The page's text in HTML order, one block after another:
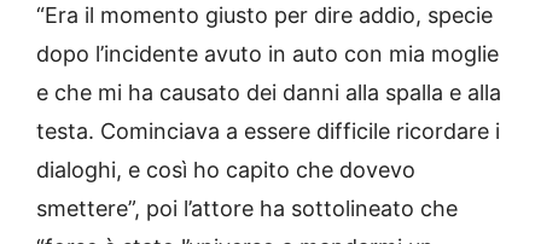
“Era il momento giusto per dire addio, specie
dopo l’incidente avuto in auto con mia moglie
e che mi ha causato dei danni alla spalla e alla
testa. Cominciava a essere difficile ricordare i
dialoghi, e così ho capito che dovevo
smettere”, poi l’attore ha sottolineato che